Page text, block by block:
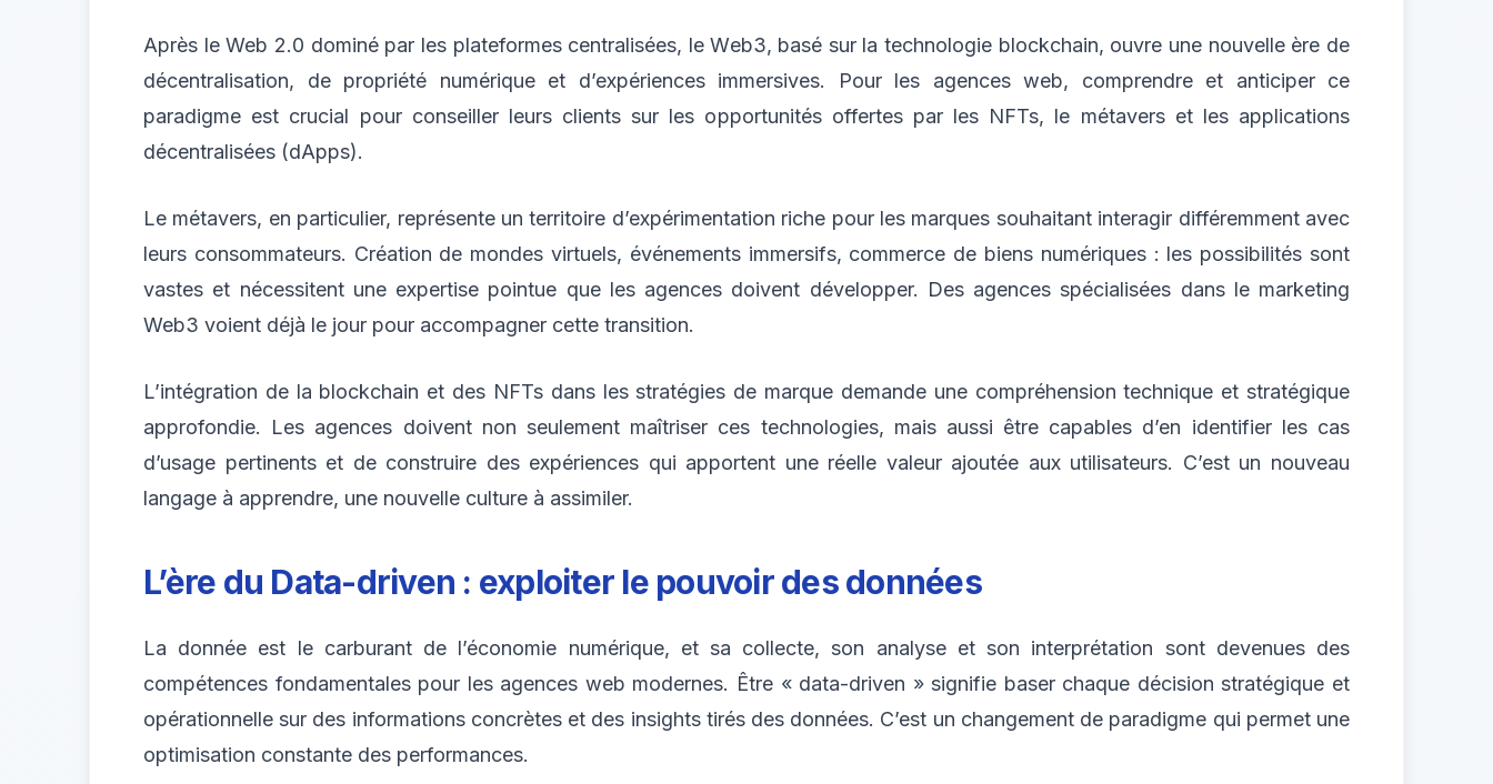
Après le Web 2.0 dominé par les plateformes centralisées, le Web3, basé sur la technologie blockchain, ouvre une nouvelle ère de
décentralisation, de propriété numérique et d’expériences immersives. Pour les agences web, comprendre et anticiper ce
paradigme est crucial pour conseiller leurs clients sur les opportunités offertes par les NFTs, le métavers et les applications
décentralisées (dApps).
Le métavers, en particulier, représente un territoire d’expérimentation riche pour les marques souhaitant interagir différemment avec
leurs consommateurs. Création de mondes virtuels, événements immersifs, commerce de biens numériques : les possibilités sont
vastes et nécessitent une expertise pointue que les agences doivent développer. Des agences spécialisées dans le marketing
Web3 voient déjà le jour pour accompagner cette transition.
L’intégration de la blockchain et des NFTs dans les stratégies de marque demande une compréhension technique et stratégique
approfondie. Les agences doivent non seulement maîtriser ces technologies, mais aussi être capables d’en identifier les cas
d’usage pertinents et de construire des expériences qui apportent une réelle valeur ajoutée aux utilisateurs. C’est un nouveau
langage à apprendre, une nouvelle culture à assimiler.
L’ère du Data-driven : exploiter le pouvoir des données
La donnée est le carburant de l’économie numérique, et sa collecte, son analyse et son interprétation sont devenues des
compétences fondamentales pour les agences web modernes. Être « data-driven » signifie baser chaque décision stratégique et
opérationnelle sur des informations concrètes et des insights tirés des données. C’est un changement de paradigme qui permet une
optimisation constante des performances.